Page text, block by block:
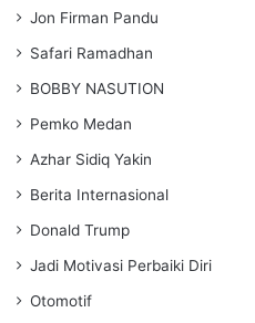
Jon Firman Pandu
Safari Ramadhan
BOBBY NASUTION
Pemko Medan
Azhar Sidiq Yakin
Berita Internasional
Donald Trump
Jadi Motivasi Perbaiki Diri
Otomotif